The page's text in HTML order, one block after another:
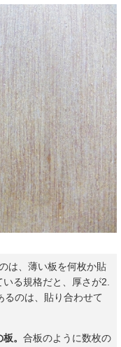
は、薄い板を何枚か貼
る規格だと、厚さが2.
のは、貼り合わせて
。 合板のように数枚の